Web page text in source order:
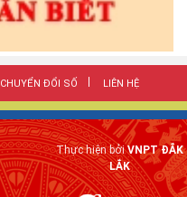
CHUYỂN ĐỔI SỐ LIÊN HỆ
Thực hiện bởiVNPT ĐẮK
LẮK